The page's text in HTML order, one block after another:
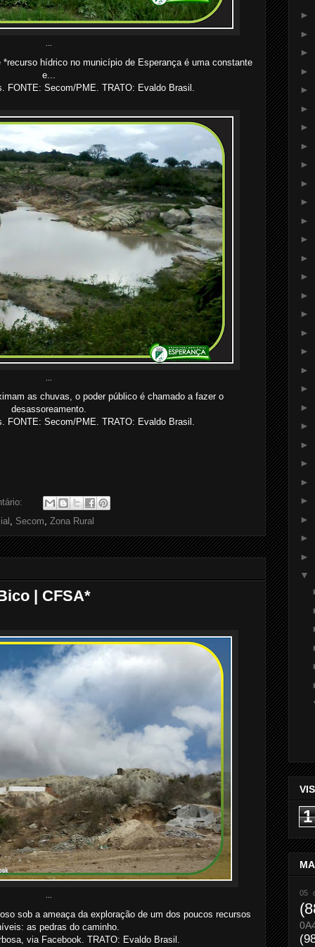
hídrico no município de Esperança é uma constante
e...
FONTE: Secom/PME. TRATO: Evaldo Brasil.
as chuvas, o poder público é chamado a fazer o
desassoreamento.
FONTE: Secom/PME. TRATO: Evaldo Brasil.
, Secom, Zona Rural
| CFSA*
sob a ameaça da exploração de um dos poucos recursos
as pedras do caminho.
via Facebook. TRATO: Evaldo Brasil.
►
►
►
►
►
►
►
►
►
►
►
►
►
►
►
►
►
►
►
►
►
►
►
►
►
►
►
►
►
►
▼
1
05